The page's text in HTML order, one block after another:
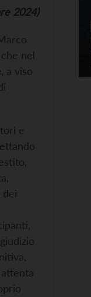
2024)
nel
, a viso
e
dei